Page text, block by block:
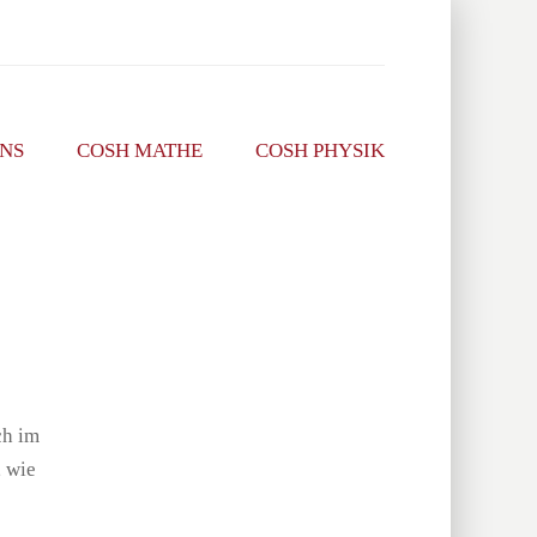
COSH MATHE COSH PHYSIK
im
wie